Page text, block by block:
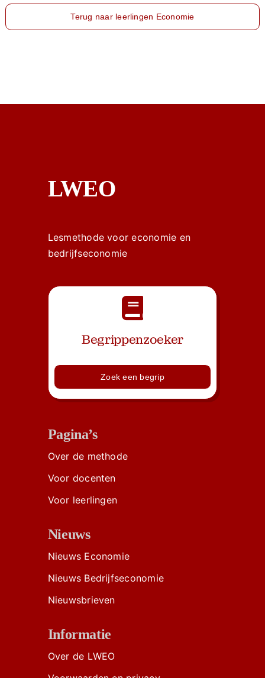
Terug naar leerlingen Economie
LWEO
Lesmethode voor economie en
bedrijfseconomie
Begrippenzoeker
Zoek een begrip
Pagina’s
Over de methode
Voor docenten
Voor leerlingen
Nieuws
Nieuws Economie
Nieuws Bedrijfseconomie
Nieuwsbrieven
Informatie
Over de LWEO